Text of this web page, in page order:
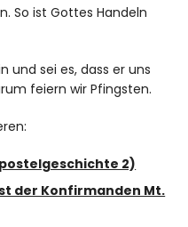
So ist Gottes Handeln
und sei es, dass er uns
feiern wir Pfingsten.
2)
der Konfirmanden Mt.